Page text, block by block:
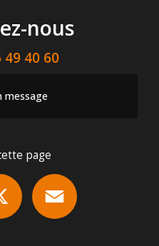
nous
49 40 60
message
page